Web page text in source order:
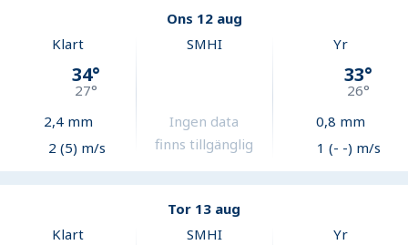
Ons 12 aug
Klart
34°
27°
2,4mm
2 (5) m/s
SMHI
Ingen data
finns tillgänglig
Yr
33°
26°
0,8 mm
1 (- -) m/s
Tor 13 aug
Klart
SMHI Yr